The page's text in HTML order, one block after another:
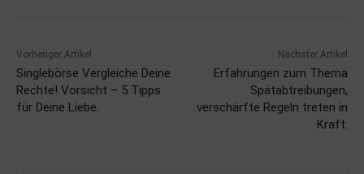
Vorheriger Artikel
Singlebörse Vergleiche Deine
Rechte! Vorsicht – 5 Tipps
für Deine Liebe.
Nächster Artikel
Erfahrungen zum Thema
Spätabtreibungen,
verschärfte Regeln treten in
Kraft.